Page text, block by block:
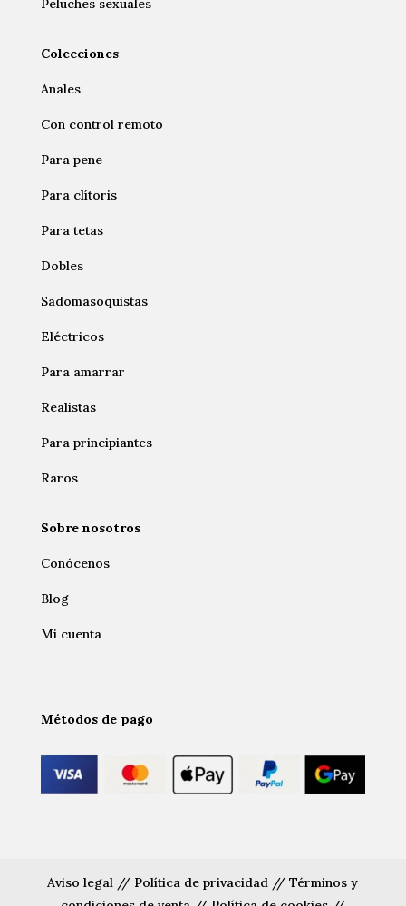
Peluches sexuales
Colecciones
Anales
Con control remoto
Para pene
Para clítoris
Para tetas
Dobles
Sadomasoquistas
Eléctricos
Para amarrar
Realistas
Para principiantes
Raros
Sobre nosotros
Conócenos
Blog
Mi cuenta
Métodos de pago
Aviso legal // Política de privacidad //Términos y